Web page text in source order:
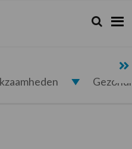
Zoeken...
Zoek